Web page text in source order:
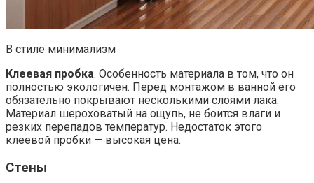
В стиле минимализм
Клеевая пробка. Особенность материала в том, что он
полностью экологичен. Перед монтажом в ванной его
обязательно покрывают несколькими слоями лака.
Материал шероховатый на ощупь, не боится влаги и
резких перепадов температур. Недостаток этого
клеевой пробки — высокая цена.
Стены